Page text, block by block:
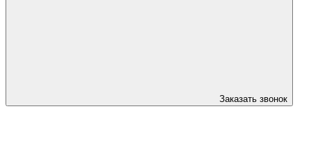
Заказать звонок